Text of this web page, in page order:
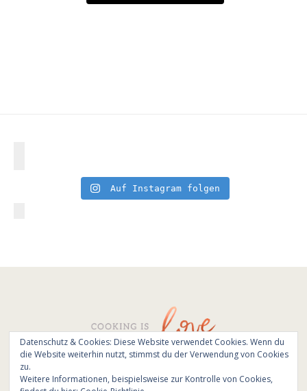
Auf Instagram folgen
© All Rights Reserved - Cooking is love 2017.
Datenschutz & Cookies: Diese Website verwendet Cookies. Wenn du
die Website weiterhin nutzt, stimmst du der Verwendung von Cookies
zu.
Weitere Informationen, beispielsweise zur Kontrolle von Cookies,